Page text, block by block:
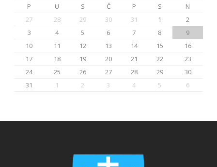
P U S Č P S
N
27
28 29 30 31 1
2
3
4 5 6 7 8
9
10
11 12 13 14 15
16
17
18 19 20 21 22
23
24
25 26 27 28 29
30
31
1 2 3 4 5 6